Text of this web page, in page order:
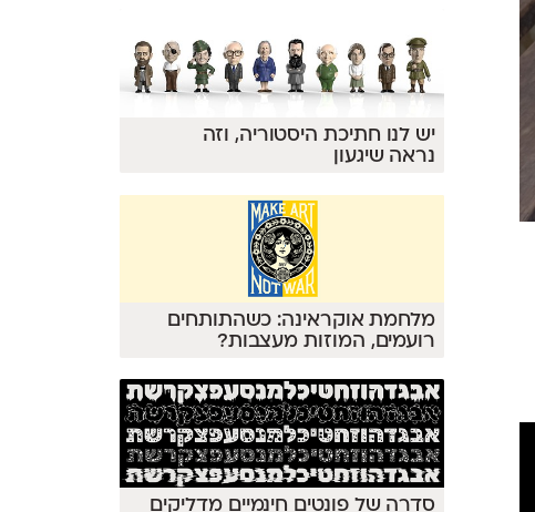
יש לנו חתיכת היסטוריה, וזה
נראה שיגעון
מלחמת אוקראינה: כשהתותחים
רועמים, המוזות מעצבות?
סדרה של פונטים חינמיים מדליקים